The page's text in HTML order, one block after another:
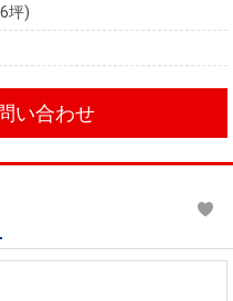
坪)
い合わせ